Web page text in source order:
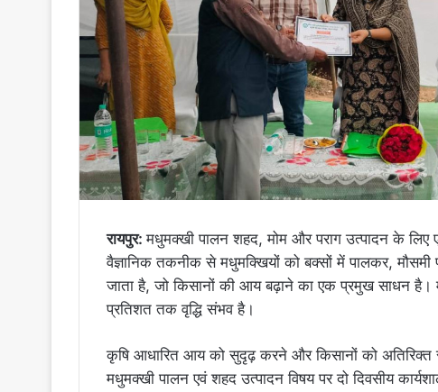
रायपुर:मधुमक्खी पालन शहद, मोम और पराग उत्पादन के
वैज्ञानिक तकनीक से मधुमक्खियों को बक्सों में पालकर,
जाता है, जो किसानों की आय बढ़ाने का एक प्रमुख साधन
प्रतिशत तक वृद्धि संभव है।
कृषि आधारित आय को सुदृढ़ करने और किसानों को अतिरिक्त
मधुमक्खी पालन एवं शहद उत्पादन विषय पर दो दिवसीय